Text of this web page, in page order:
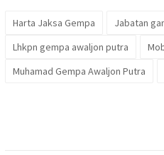
Harta Jaksa Gempa Jabatan
Lhkpn gempa awaljon putra
Muhamad Gempa Awaljon Putra